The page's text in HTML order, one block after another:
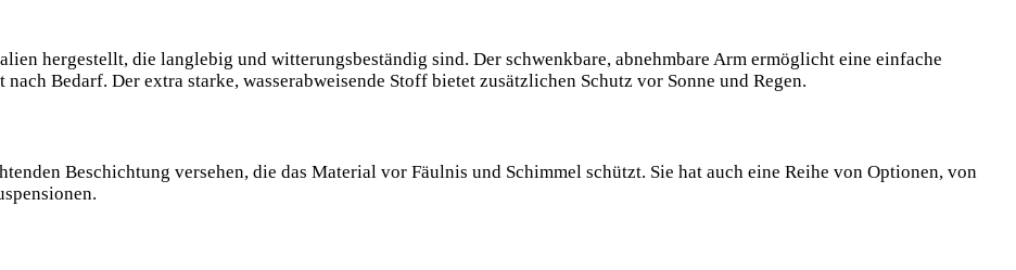
hergestellt, die langlebig und witterungsbeständig sind. Der schwenkbare, abnehmbare Arm ermöglicht eine einfache
Bedarf. Der extra starke, wasserabweisende Stoff bietet zusätzlichen Schutz vor Sonne und Regen.
Beschichtung versehen, die das Material vor Fäulnis und Schimmel schützt. Sie hat auch eine Reihe von Optionen, von